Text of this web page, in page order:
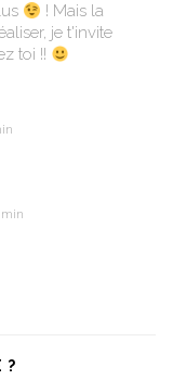
! Mais la
je t'invite
toi !!
min
?